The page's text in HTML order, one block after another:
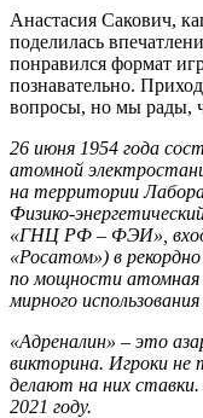
Анастасия Сакович,
поделилась
понравился формат
познавательно.
вопросы, но мы рады,
26 июня 1954 года
атомной
на территории
Физико-
«ГНЦ РФ – ФЭИ»,
«Росатом») в
по мощности атомная
мирного
«Адреналин» – это
викторина. Игроки не
делают на них
2021 году.